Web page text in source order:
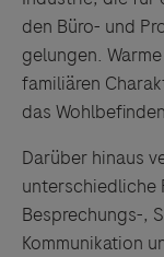
den Büro- und
gelungen.
familiären
das
Darüber hinaus
unterschiedliche
Besprechungs-,
Kommunikation